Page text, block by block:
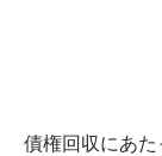
債権回収にあ